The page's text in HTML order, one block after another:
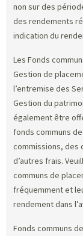
non sur des
des rendements
indication du
Les Fonds
Gestion de
l’entremise des
Gestion du
également être
fonds communs
commissions, des
d’autres frais.
communs de
fréquemment et
rendement dans
Fonds communs